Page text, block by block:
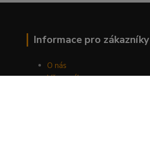
Informace pro zákazníky
O nás
Vše o nákupu